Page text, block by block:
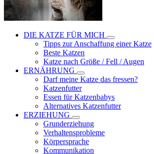
DIE KATZE FÜR MICH
Tipps zur Anschaffung einer Katze
Beste Katzen
Katze nach Größe / Fell / Augen
ERNÄHRUNG
Darf meine Katze das fressen?
Katzenfutter
Essen für Katzenbabys
Alternatives Katzenfutter
ERZIEHUNG
Grunderziehung
Verhaltensprobleme
Körpersprache
Kommunikation